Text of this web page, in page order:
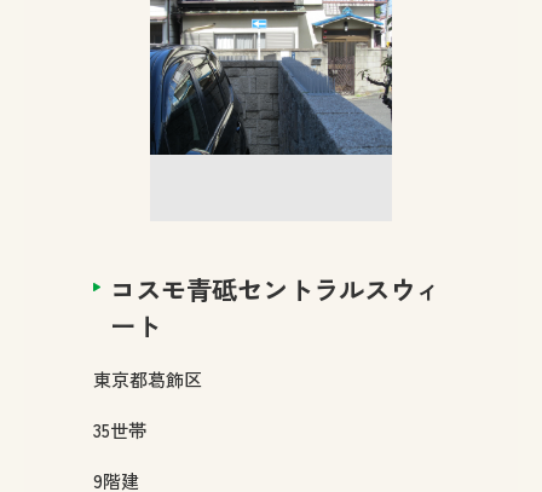
コスモ青砥セントラルスウィ
ート
東京都葛飾区
35世帯
9階建